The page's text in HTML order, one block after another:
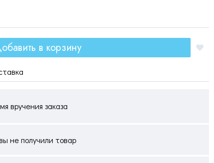
Добавить в корзину
вручения заказа
не получили товар